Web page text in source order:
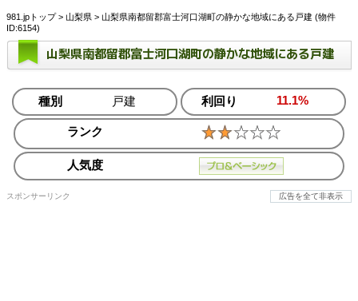
981.jpトップ> 山梨県 > 山梨県南都留郡富士河口湖町の静かな地域にある戸建 (物件
ID:6154)
山梨県南都留郡富士河口湖町の静かな地域にある戸建
種別 戸建 利回り 11.1%
ランク
人気度
スポンサーリンク 広告を全て非表示